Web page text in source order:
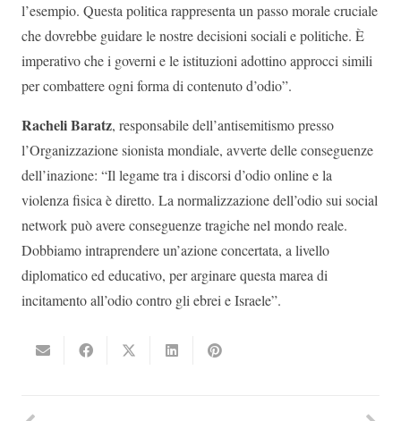
l’esempio. Questa politica rappresenta un passo morale cruciale
che dovrebbe guidare le nostre decisioni sociali e politiche. È
imperativo che i governi e le istituzioni adottino approcci simili
per combattere ogni forma di contenuto d’odio”.
Racheli Baratz, responsabile dell’antisemitismo presso
l’Organizzazione sionista mondiale, avverte delle conseguenze
dell’inazione: “Il legame tra i discorsi d’odio online e la
violenza fisica è diretto. La normalizzazione dell’odio sui social
network può avere conseguenze tragiche nel mondo reale.
Dobbiamo intraprendere un’azione concertata, a livello
diplomatico ed educativo, per arginare questa marea di
incitamento all’odio contro gli ebrei e Israele”.